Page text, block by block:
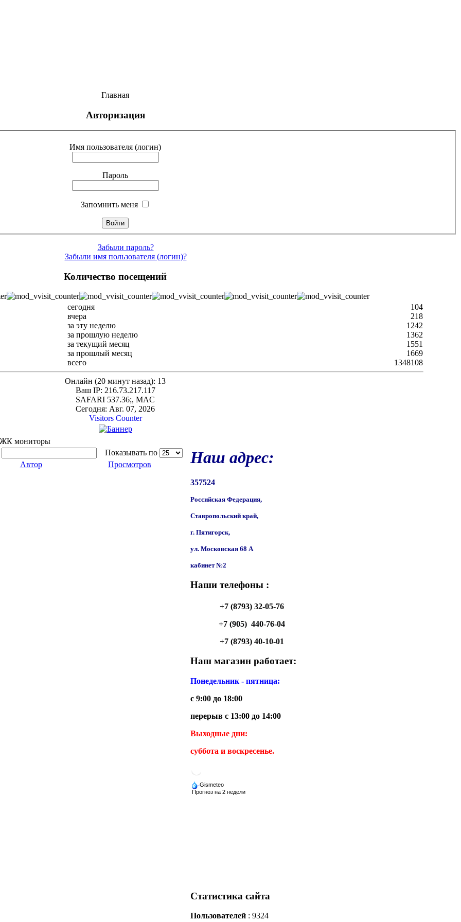
Главная
Авторизация
Имя пользователя (логин)
Пароль
Запомнить меня
Забыли пароль?
Забыли имя пользователя (логин)?
Количество посещений
сегодня
104
вчера
218
за эту неделю
1242
за прошлую неделю
1362
за текущий месяц
1551
за прошлый месяц
1669
всего
1348108
Онлайн (20 минут назад): 13
Ваш IP: 216.73.217.117
SAFARI 537.36;, MAC
Сегодня: Авг. 07, 2026
Visitors Counter
мониторы
Показывать по
Автор Просмотров Наш адрес:
357524
Российская Федерация,
Ставропольский край,
г. Пятигорск,
ул. Московская 68 A
кабинет №2
Наши телефоны :
+7 (8793) 32-05-76
+7 (905)  440-76-04
+7 (8793) 40-10-01
Наш магазин работает:
Понедельник - пятница:
с 9:00 до 18:00
перерыв с 13:00 до 14:00
Выходные дни:
суббота и воскресенье.
Статистика сайта
Пользователей: 9324